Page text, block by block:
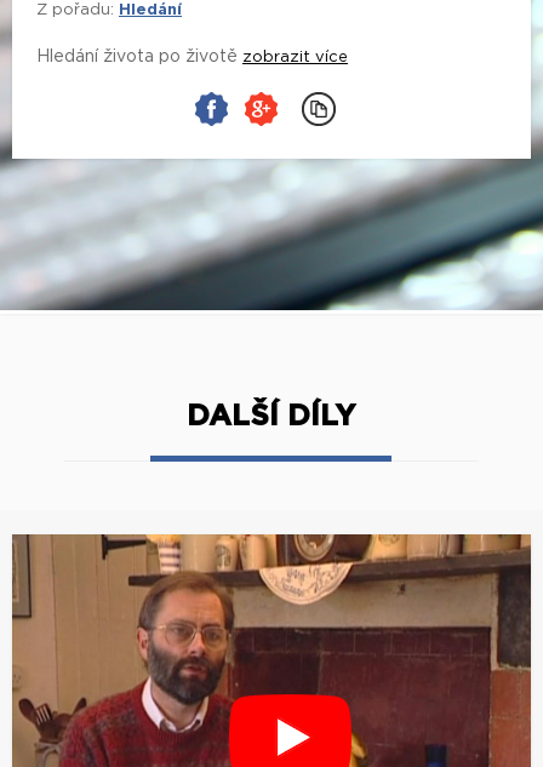
Z pořadu: Hledání
Hledání života po životě zobrazit více
DALŠÍ DÍLY